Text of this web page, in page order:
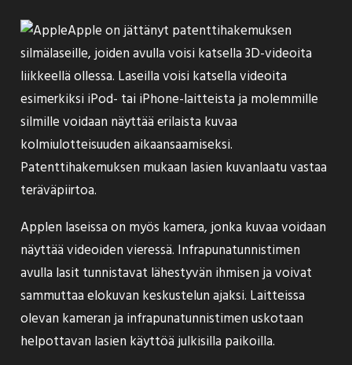
Apple on jättänyt patenttihakemuksen
silmälaseille, joiden avulla voisi katsella 3D-videoita
liikkeellä ollessa. Laseilla voisi katsella videoita
esimerkiksi iPod- tai iPhone-laitteista ja molemmille
silmille voidaan näyttää erilaista kuvaa
kolmiulotteisuuden aikaansaamiseksi.
Patenttihakemuksen mukaan lasien kuvanlaatu vastaa
teräväpiirtoa.
Applen laseissa on myös kamera, jonka kuvaa voidaan
näyttää videoiden vieressä. Infrapunatunnistimen
avulla lasit tunnistavat lähestyvän ihmisen ja voivat
sammuttaa elokuvan keskustelun ajaksi. Laitteissa
olevan kameran ja infrapunatunnistimen uskotaan
helpottavan lasien käyttöä julkisilla paikoilla.